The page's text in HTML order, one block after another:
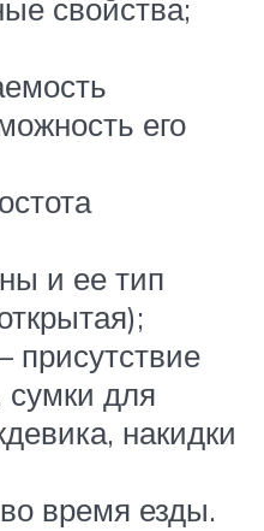
свойства;
его
и ее тип
присутствие
сумки для
накидки
время езды.